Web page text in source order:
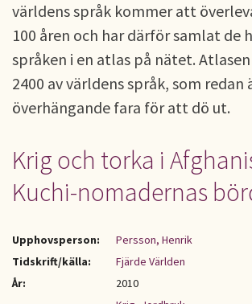
världens språk kommer att
100 åren och har därför samlat de
språken i en atlas på nätet.
2400 av världens språk, som redan
överhängande fara för att dö ut.
Krig och torka i
Kuchi-nomadernas
Upphovsperson:
Persson, Henrik
Tidskrift/källa:
Fjärde Världen
År:
2010